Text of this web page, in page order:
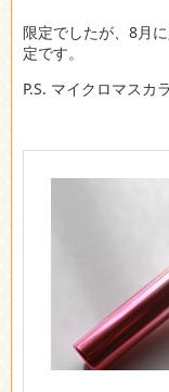
限定でしたが、8月
定です。
P.S. マイクロマスカ